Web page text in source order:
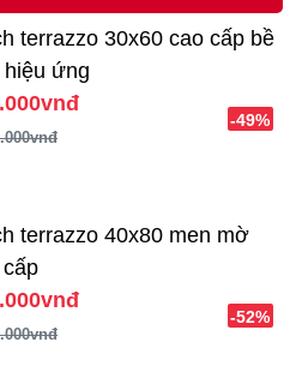
terrazzo 30x60 cao cấp bề
hiệu ứng
-49%
terrazzo 40x80 men mờ
-52%